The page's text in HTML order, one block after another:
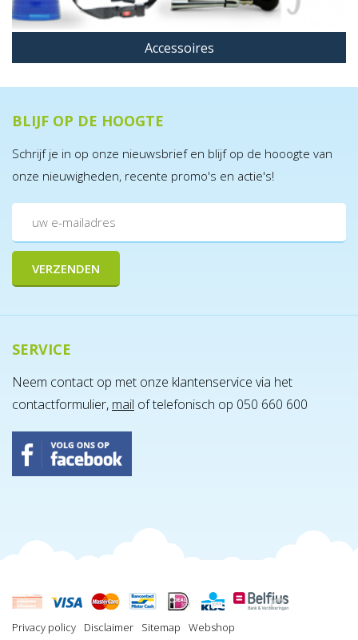
Accessoires
BLIJF OP DE HOOGTE
Schrijf je in op onze nieuwsbrief en blijf op de hooogte van
onze nieuwigheden, recente promo's en actie's!
SERVICE
Neem contact op met onze klantenservice via het
contactformulier, mail of telefonisch op 050 660 600
Privacy policy Disclaimer Sitemap Webshop